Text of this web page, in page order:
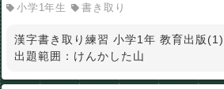
小学1年生 書き取り
漢字書き取り練習 小学1年 教育出版(1)
出題範囲：けんかした山